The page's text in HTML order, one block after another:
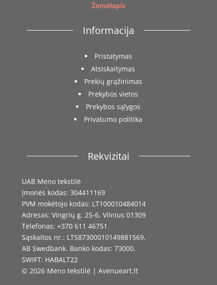
Žemėlapis
Informacija
Pristatymas
Atsiskaitymas
Prekių grąžinimas
Prekybos vietos
Prekybos sąlygos
Privatumo politika
Rekvizitai
UAB Meno tekstilė
Įmonės kodas: 304411169
PVM mokėtojo kodas: LT100010484014
Adresas: Vingrių g. 25-6, Vilnius 01309
Telefonas: +370 611 46751
Sąskaitos nr.: LT587300010149881569,
AB Swedbank. Banko kodas: 73000,
SWIFT: HABALT22
© 2026 Meno tekstilė | Avenueart.lt